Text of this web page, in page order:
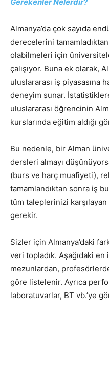
Almanya’da çok sayıda
derecelerini
olabilmeleri için
çalışıyor. Buna ek olarak,
uluslararası iş piyasasına
deneyim sunar.
uluslararası öğrencinin
kurslarında eğitim aldığı
Bu nedenle, bir Alman
dersleri almayı
(burs ve harç muafiyeti),
tamamlandıktan sonra iş
tüm taleplerinizi
gerekir.
Sizler için Almanya’daki
veri topladık. Aşağıdaki
mezunlardan,
göre listelenir. Ayrıca
laboratuvarlar, BT vb.’ye